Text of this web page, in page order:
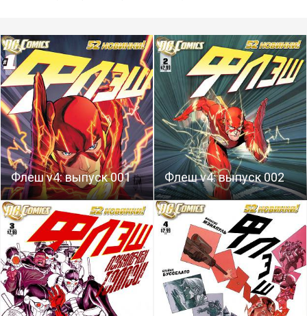
Флеш v4: выпуск 001 Флеш v4: выпуск 002